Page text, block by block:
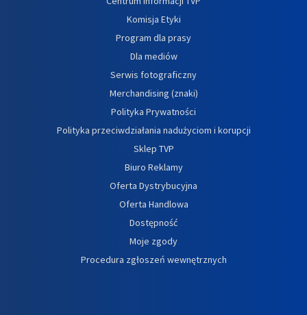
Komisja Etyki
Program dla prasy
Dla mediów
Serwis fotograficzny
Merchandising (znaki)
Polityka Prywatności
Polityka przeciwdziałania nadużyciom i korupcji
Sklep TVP
Biuro Reklamy
Oferta Dystrybucyjna
Oferta Handlowa
Dostępność
Moje zgody
Procedura zgłoszeń wewnętrznych